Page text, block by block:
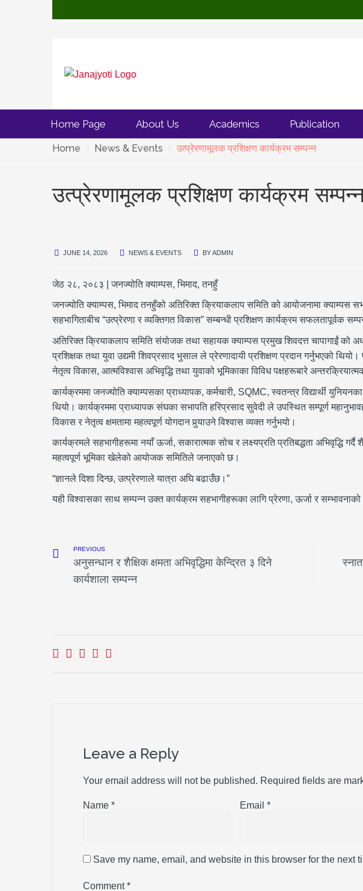
Home Page About Us Academics Publication
Home News & Events उत्प्रेरणामूलक प्रशिक्षण कार्यक्रम सम्पन्न
उत्प्रेरणामूलक प्रशिक्षण कार्यक्रम
JUNE 14, 2026 NEWS & EVENTS BYADMIN
जेठ २८, २०८३ | जनज्योति क्याम्पस, भिमाद, तनहुँ
जनज्योति क्याम्पस, भिमाद तनहुँको अतिरिक्त क्रियाकलाप समिति को आयोजनामा क्याम्पस
सहभागिताबीच “उत्प्रेरणा र व्यक्तिगत विकास” सम्बन्धी प्रशिक्षण कार्यक्रम सफलतापूर्वक
अतिरिक्त क्रियाकलाप समिति संयोजक तथा सहायक क्याम्पस प्रमुख शिवदत्त चापागाईं को
प्रशिक्षक तथा युवा उद्यमी शिवप्रसाद भुसाल ले प्रेरणादायी प्रशिक्षण प्रदान गर्नुभएको
नेतृत्व विकास, आत्मविश्वास अभिवृद्धि तथा युवाको भूमिकाका विविध पक्षहरूबारे
कार्यक्रममा जनज्योति क्याम्पसका प्राध्यापक, कर्मचारी, SQMC, स्वतन्त्र विद्यार्थी
थियो। कार्यक्रममा प्राध्यापक संघका सभापति हरिप्रसाद सुवेदी ले उपस्थित सम्पूर्ण
विकास र नेतृत्व क्षमतामा महत्वपूर्ण योगदान पुर्‍याउने विश्वास व्यक्त गर्नुभयो।
कार्यक्रमले सहभागीहरूमा नयाँ ऊर्जा, सकारात्मक सोच र लक्ष्यप्रति प्रतिबद्धता अभिवृद्धि
महत्वपूर्ण भूमिका खेलेको आयोजक समितिले जनाएको छ।
“ज्ञानले दिशा दिन्छ, उत्प्रेरणाले यात्रा अघि बढाउँछ।”
यही विश्वासका साथ सम्पन्न उक्त कार्यक्रम सहभागीहरूका लागि प्रेरणा, ऊर्जा र
PREVIOUS
अनुसन्धान र शैक्षिक क्षमता अभिवृद्धिमा केन्द्रित ३ दिने
कार्यशाला सम्पन्न
Leave a Reply
Your email address will not be published. Required fields are
Name * Email*
Save my name, email, and website in this browser for the next
Comment*